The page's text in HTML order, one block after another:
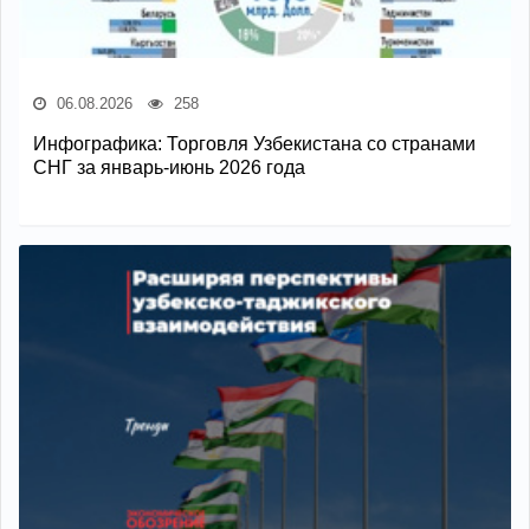
06.08.2026 258
Инфографика: Торговля Узбекистана со странами
СНГ за январь-июнь 2026 года